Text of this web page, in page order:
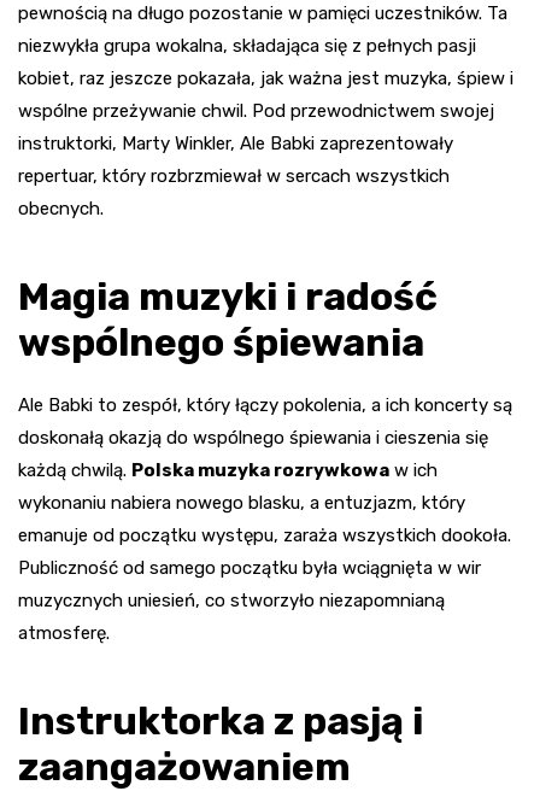
pewnością na długo pozostanie w pamięci uczestników. Ta
niezwykła grupa wokalna, składająca się z pełnych pasji
kobiet, raz jeszcze pokazała, jak ważna jest muzyka, śpiew i
wspólne przeżywanie chwil. Pod przewodnictwem swojej
instruktorki, Marty Winkler, Ale Babki zaprezentowały
repertuar, który rozbrzmiewał w sercach wszystkich
obecnych.
Magia muzyki i radość
wspólnego śpiewania
Ale Babki to zespół, który łączy pokolenia, a ich koncerty są
doskonałą okazją do wspólnego śpiewania i cieszenia się
każdą chwilą. Polska muzyka rozrywkowa w ich
wykonaniu nabiera nowego blasku, a entuzjazm, który
emanuje od początku występu, zaraża wszystkich dookoła.
Publiczność od samego początku była wciągnięta w wir
muzycznych uniesień, co stworzyło niezapomnianą
atmosferę.
Instruktorka z pasją i
zaangażowaniem